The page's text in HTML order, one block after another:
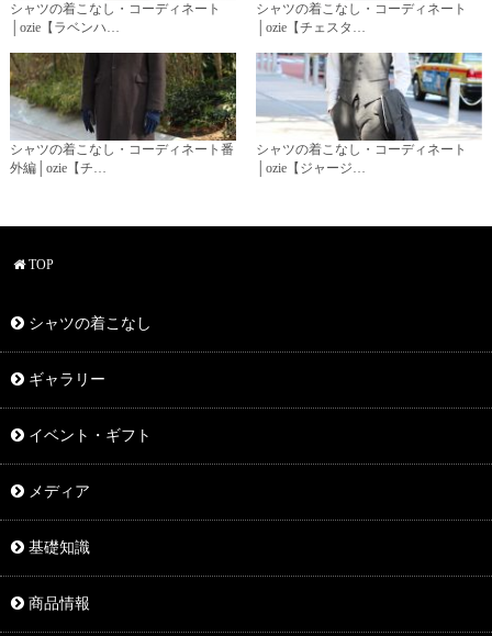
シャツの着こなし・コーディネート
│ozie【ラベンハ…
シャツの着こなし・コーディネート
│ozie【チェスタ…
シャツの着こなし・コーディネート番
外編│ozie【チ…
シャツの着こなし・コーディネート
│ozie【ジャージ…
TOP
シャツの着こなし
ギャラリー
イベント・ギフト
メディア
基礎知識
商品情報